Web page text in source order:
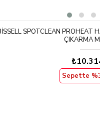
SPOTCLEAN PROHEAT
ÇIKARMA
Sepette